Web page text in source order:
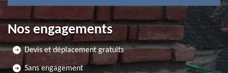
Nos engagements
Devis et déplacement gratuits
Sans engagement